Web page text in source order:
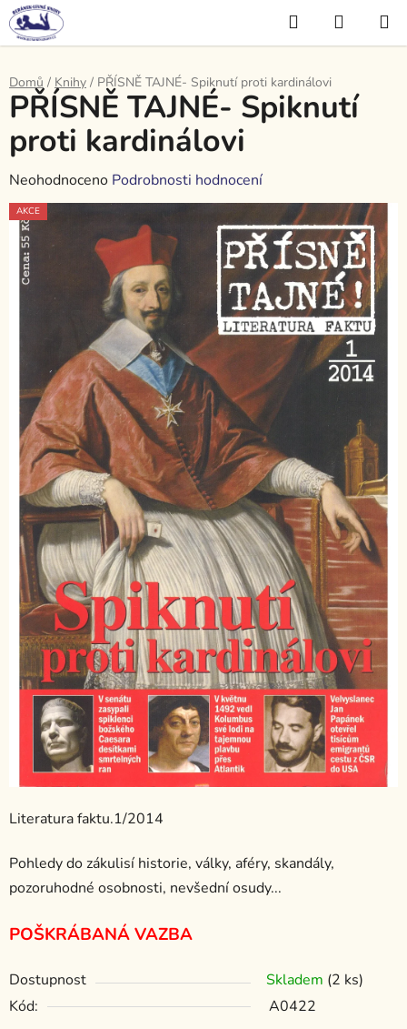
Přejít
na
obsah
Hledat
KOŠÍK
Domů / Knihy / PŘÍSNĚ TAJNÉ- Spiknutí proti kardinálovi
Literatura faktu.1/2014
Pohledy do zákulisí historie, války, aféry, skandály,
pozoruhodné osobnosti, nevšední osudy...
POŠKRÁBANÁ VAZBA
Dostupnost Skladem (2 ks)
Kód:
A0422
PŘÍSNĚ TAJNÉ- Spiknutí
proti kardinálovi
Průměrné
hodnocení
produktu
0,0
hvězdiček.
Neohodnoceno Podrobnosti hodnocení
AKCE